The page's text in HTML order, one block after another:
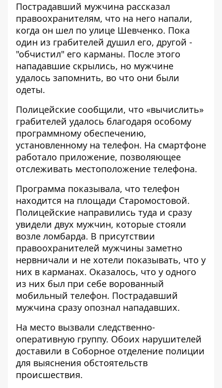
Пострадавший мужчина рассказал
правоохранителям, что на него напали,
когда он шел по улице Шевченко. Пока
один из грабителей душил его, другой -
"обчистил" его карманы. После этого
нападавшие скрылись, но мужчине
удалось запомнить, во что они были
одеты.
Полицейские сообщили, что «вычислить»
грабителей удалось благодаря особому
программному обеспечению,
установленному на телефон. На смартфоне
работало приложение, позволяющее
отслеживать местоположение телефона.
Программа показывала, что телефон
находится на площади Старомостовой.
Полицейские направились туда и сразу
увидели двух мужчин, которые стояли
возле ломбарда. В присутствии
правоохранителей мужчины заметно
нервничали и не хотели показывать, что у
них в карманах. Оказалось, что у одного
из них был при себе ворованный
мобильный телефон. Пострадавший
мужчина сразу опознал нападавших.
На место вызвали следственно-
оперативную группу. Обоих нарушителей
доставили в Соборное отделение полиции
для выяснения обстоятельств
происшествия.